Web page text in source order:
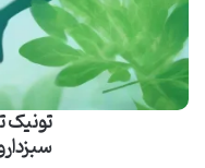
یکی از مهمترینویژگی های
به دو صورت سریع و پایدار
جذب شده و به عنوان یک
گیرد. این امر برای لحظاتی که
آغاز یک ست تمرینی سنگین
بسیار حائز اهمیت است. از